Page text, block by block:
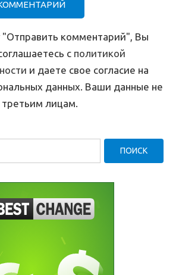
"Отправить комментарий", Вы
с политикой
и даете свое согласие на
данных. Ваши данные не
лицам.